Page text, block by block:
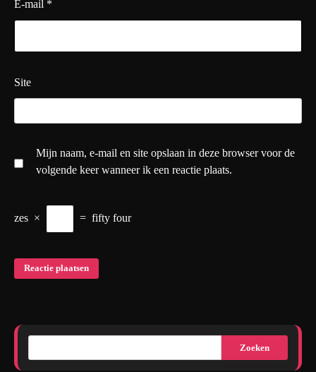
E-mail *
Site
Mijn naam, e-mail en site opslaan in deze browser voor de
volgende keer wanneer ik een reactie plaats.
zes × = fifty four
Zoeken